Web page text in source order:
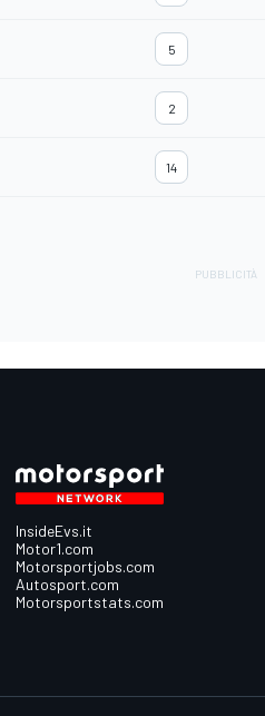
5
2
14
InsideEvs.it
Motor1.com
Motorsportjobs.com
Autosport.com
Motorsportstats.com